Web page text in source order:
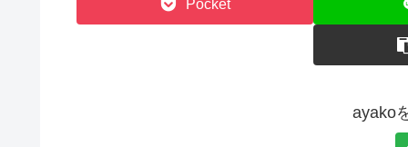
Pocket
ayako